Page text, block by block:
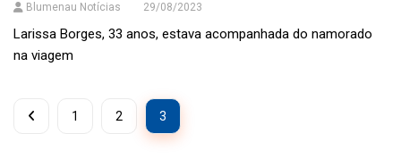
Blumenau Notícias 29/08/2023
Larissa Borges, 33 anos, estava acompanhada do namorado
na viagem
1 2 3